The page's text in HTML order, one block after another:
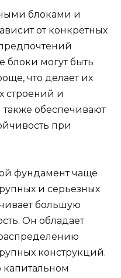
блоками и
от конкретных
блоки могут быть
что делает их
строений и
обеспечивают
при
фундамент чаще
и серьезных
большую
Он обладает
конструкций.
капитальном